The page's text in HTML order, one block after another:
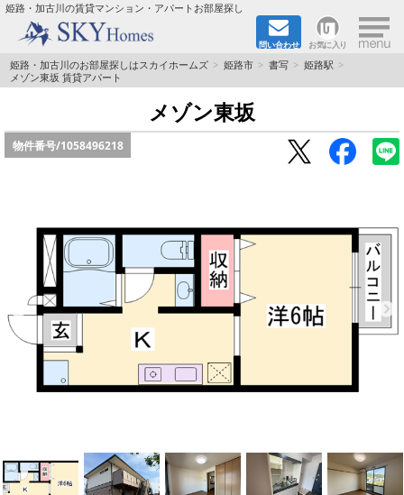
姫路・加古川の賃貸マンション・アパートお部屋探し
問い合わせ お気に入り ×
TOPページ
☆新築物件☆
☆ペット飼育可能物件☆
☆ネット無料☆
路線·駅から探す
地域から探す
スタッフ紹介
姫路・加古川のお部屋探しはスカイホームズ 姫路市 書写
姫路駅
メゾン東坂 賃貸アパート
メゾン東坂
物件番号/1058496218